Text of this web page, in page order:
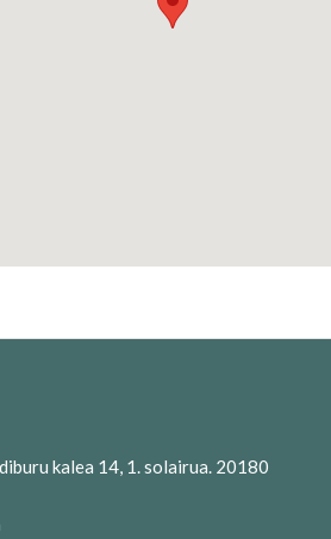
kalea 14, 1. solairua. 20180